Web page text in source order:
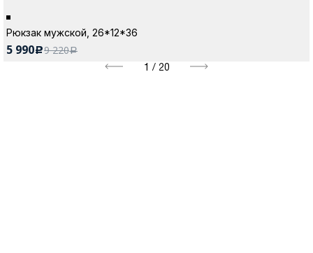
Рюкзак мужской, 26*12*36
5 990c9 220a
1 / 20